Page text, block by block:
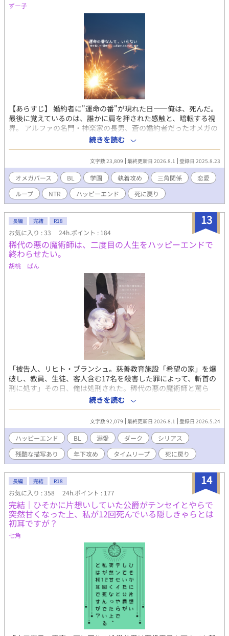
ずー子
【あらすじ】 婚約者に"運命の番"が現れた日——俺は、死んだ。
最後に覚えているのは、誰かに肩を押された感触と、暗転する視
界。 アルファの名門・神楽家の長男、蒼の婚約者だったオメガの
桜庭樹。周囲に疎まれながらも、大好きな蒼と結ばれる未来だけ
を支えに生きてきた樹の人生は、17歳の夏、幕を閉じた。 ……は
ずだった。 目を覚ますとそこは12歳、蒼と初めて出会う「お見合
い」の日。前世の記憶を持ったまま時を遡った樹は誓う。今度こ
そ番にはならない。推しは、遠くから見守るだけでいい——それ
が、俺と蒼くん、両方が幸せになる唯一の道だから。 だが「好き
すぎて無理」という前代未聞のお見合い拒否は、かえって蒼の仄
暗い興味を引いてしまう。おまけに、前世では自分を嫌い抜いて
いたはずの弟・燈までが、なぜか樹から目を離さなくなり——。
タイムリミットは、前世で自分が死んだ「17歳の夏」。 それまで
逃げ切れば、蒼は運命の番と結ばれ、俺は死なずに済む。そのは
ずなのに、歴史は少しずつ、俺の知らない方向へ狂い始めてい
る。 俺を殺したのは、誰だ? "運命"は、書き換えられるのか。 ※
超少子化対策として、国家主導でアルファとオメガをマッチング
している現代日本が舞台です。 ※オメガバース×転生×青春ミス
テリー。シリアス基調ですが、コメディパートもあります。 ※結
末はハッピーエンドです。安心してどうぞ。 ★登場人物★ ・桜庭
樹(さくらば いつき)【主人公/オメガ】 ごく普通の家庭で育った一
人っ子。前世では蒼の婚約者だったが、17歳の夏、原因不明の死
を遂げる。今世の目標は「番にならず、平穏に生きて、推しの幸
せを見届けること」。芯は強いが、蒼を前にすると決意がゆるむ
のが最大の弱点。フェロモンが極端に薄い、ベータに近い体質。
・神楽 蒼(かぐら あおい)【アルファ】 冷静沈着、文武完璧な「絶
対王者」。本能を理性で制御するタイプ。今世に前世の記憶はな
い——はずなのに、なぜか樹にだけ、底の見えない執着を向け
る。その完璧な笑顔の裏に、何を隠しているのか。 ・神楽 燈(か
ぐら あかり)【アルファ】 兄より本能が強く、身体能力に優れた
野生派。兄を敬愛し、当初は樹を「兄に近づく虫」と敵視する
が、樹の予測不能な言動に翻弄されるうち、目が離せなくなって
いく。素直になれない、警戒心MAXの番犬系ツンデレ。 年齢差は
蒼(18)・樹(17)・燈(16)です(※前世時点)
続きを読む
文字数 23,809 最終更新日 2026.8.1 登録日 2025.8.23
オメガバース BL 学園 執着攻め 三角関係
恋愛
ループ
NTR ハッピーエンド 死に戻り
13
長編 完結 R18
お気に入り : 33 24h.ポイント : 184
稀代の悪の魔術師は、二度目の人生をハッピーエンドで
終わらせたい。
胡桃 ぱん
「被告人、リヒト・ブランシュ。慈善教育施設「希望の家」を爆
破し、教員、生徒、客人含む17名を殺害した罪によって、斬首の
刑に処す」その日、俺は処刑された。稀代の悪の魔術師と罵ら
れ、共に過ごした弟に憎悪の目で睨め付けられながら短い生涯を
終えた、はずだった。ーーー目を覚ますと、そこは…、子供の頃
に遡ってる！？今度は絶対間違えない、全てを救って、二度目の
エンディングをハッピーエンドで終わらせてみせる！ーーー 年下
犬系魔法騎士【クロノス】✖️包容力高め薄幸魔術師【リヒト】 ※
設定がまぁまぁダークなのでお気をつけ下さい、残酷表現は予告
なく入ります、エロは※、ハッピーエンド保証○ 完結まで執筆済
み、毎日19時に更新します
続きを読む
文字数 92,079 最終更新日 2026.8.1 登録日 2026.5.24
ハッピーエンド BL 溺愛 ダーク
シリアス
残酷な描写あり
年下攻め タイムリープ 死に戻り
14
長編 完結 R18
お気に入り : 358 24h.ポイント : 177
完結｜ひそかに片想いしていた公爵がテンセイとやらで
突然甘くなった上、私が12回死んでいる隠しきゃらとは
初耳ですが？
七角